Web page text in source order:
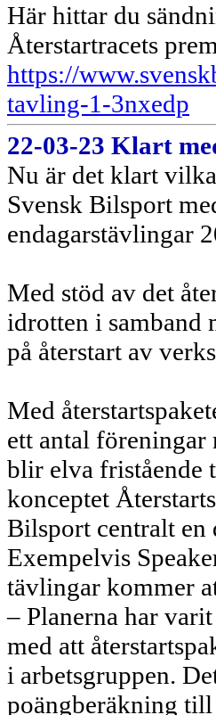
Här hittar du
Återstartracets
https://
tavling-1-3nxedp
22-03-23 Klart
Nu är det klart
Svensk Bilsport
endagarstävlingar
Med stöd av det
idrotten i samband
på återstart av
Med
ett antal föreningar
blir elva fristående
konceptet
Bilsport centralt en
Exempelvis
tävlingar kommer
– Planerna har
med att
i arbetsgruppen.
poängberäkning till